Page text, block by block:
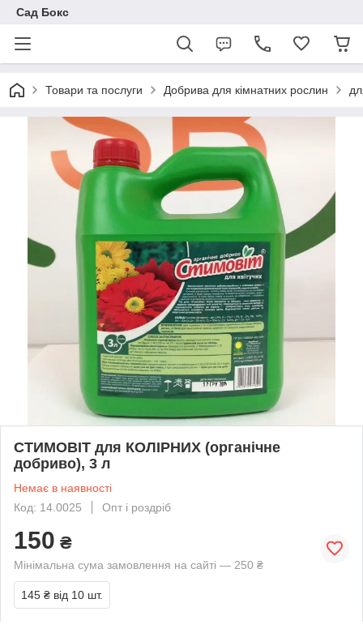
Сад Бокс
Товари та послуги Добрива для кімнатних рослин
СТИМОВІТ для КОЛІРНИХ (органічне
добриво), 3 л
Немає в наявності
Код: 14.0025
Опт і роздріб
150 ₴
Мінімальна сума замовлення на сайті — 250 ₴
145 ₴ від 10 шт.